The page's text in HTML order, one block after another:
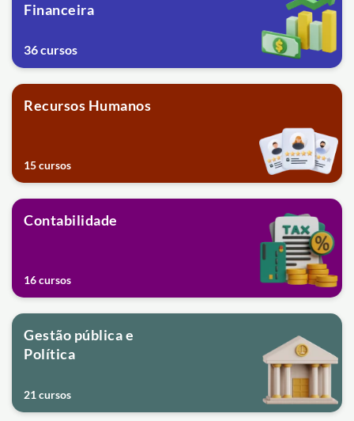
Financeira
36 cursos
Recursos Humanos
15 cursos
Contabilidade
16 cursos
Gestão pública e
Política
21 cursos